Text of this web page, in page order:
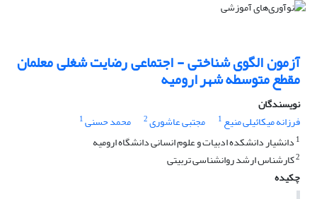
آزمون الگوی شناختی - اجتماعی رضایت شغلی معلمان
مقطع متوسطه شهر ارومیه
نویسندگان
فرزانه میکائیلی منیع 1 مجتبی عاشوری2 محمد حسنی1
1 دانشیار دانشکده ادبیات و علوم انسانی دانشگاه ارومیه
2کارشناس ارشد روان‏شناسی تربیتی
چکیده